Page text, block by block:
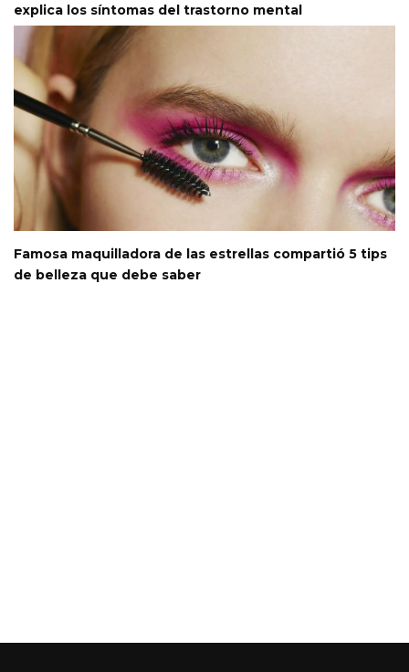
explica los síntomas del trastorno mental
Famosa maquilladora de las estrellas compartió 5 tips
de belleza que debe saber